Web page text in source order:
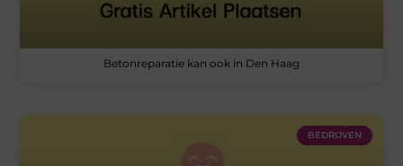
Betonreparatie kan ook in Den Haag
BEDRIJVEN